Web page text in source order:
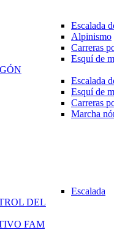
Escalada
Alpinismo
Carreras
Esquí de
Escalada
Esquí de
Carreras
Marcha
Escalada
DEL
FAM